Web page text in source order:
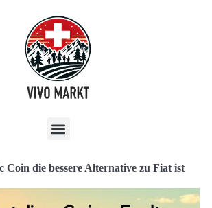
Coin die bessere Alternative zu Fiat ist